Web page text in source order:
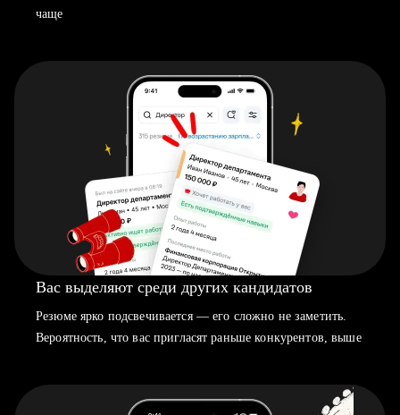
чаще
Вас выделяют среди других кандидатов
Резюме ярко подсвечивается — его сложно не заметить.
Вероятность, что вас пригласят раньше конкурентов, выше